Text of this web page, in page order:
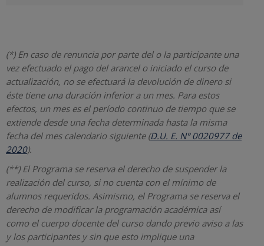
(*) En caso de renuncia por parte del o la participante una
vez efectuado el pago del arancel o iniciado el curso de
actualización, no se efectuará la devolución de dinero si
éste tiene una duración inferior a un mes. Para estos
efectos, un mes es el período continuo de tiempo que se
extiende desde una fecha determinada hasta la misma
fecha del mes calendario siguiente (D.U. E. N° 0020977 de
2020).
(**) El Programa se reserva el derecho de suspender la
realización del curso, si no cuenta con el mínimo de
alumnos requeridos. Asimismo, el Programa se reserva el
derecho de modificar la programación académica así
como el cuerpo docente del curso dando previo aviso a las
y los participantes y sin que esto implique una